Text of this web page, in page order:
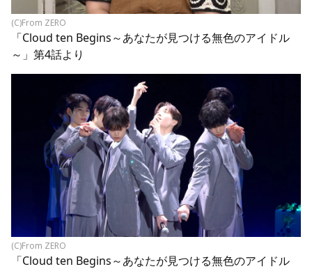
(C)From ZERO
「Cloud ten Begins～あなたが見つける無色のアイドル
～」第4話より
(C)From ZERO
「Cloud ten Begins～あなたが見つける無色のアイドル